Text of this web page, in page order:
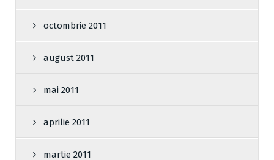
octombrie 2011
august 2011
mai 2011
aprilie 2011
martie 2011